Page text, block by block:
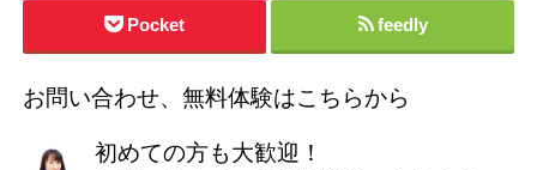
Pocket feedly
お問い合わせ、無料体験はこちらから
初めての方も大歓迎！